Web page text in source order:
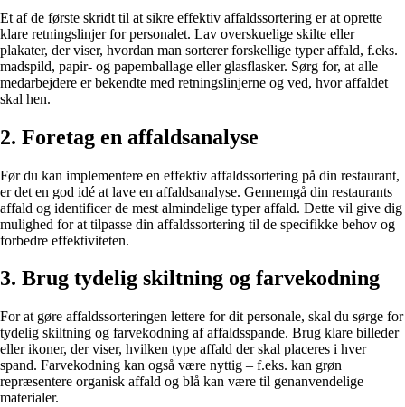
Et af de første skridt til at sikre effektiv affaldssortering er at oprette
klare retningslinjer for personalet. Lav overskuelige skilte eller
plakater, der viser, hvordan man sorterer forskellige typer affald, f.eks.
madspild, papir- og papemballage eller glasflasker. Sørg for, at alle
medarbejdere er bekendte med retningslinjerne og ved, hvor affaldet
skal hen.
2. Foretag en affaldsanalyse
Før du kan implementere en effektiv affaldssortering på din restaurant,
er det en god idé at lave en affaldsanalyse. Gennemgå din restaurants
affald og identificer de mest almindelige typer affald. Dette vil give dig
mulighed for at tilpasse din affaldssortering til de specifikke behov og
forbedre effektiviteten.
3. Brug tydelig skiltning og farvekodning
For at gøre affaldssorteringen lettere for dit personale, skal du sørge for
tydelig skiltning og farvekodning af affaldsspande. Brug klare billeder
eller ikoner, der viser, hvilken type affald der skal placeres i hver
spand. Farvekodning kan også være nyttig – f.eks. kan grøn
repræsentere organisk affald og blå kan være til genanvendelige
materialer.